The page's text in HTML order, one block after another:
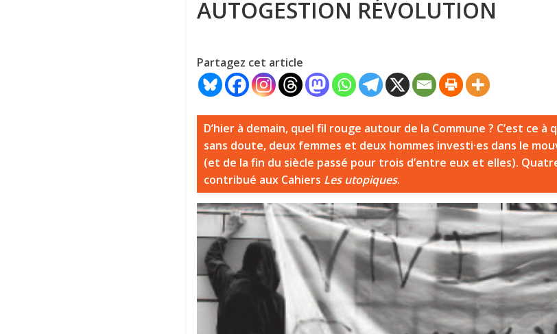
AUTOGESTION RÉVOLUTION
Partagez cet article
D’hier à demain, quel fil rouge autour de la Commune ? C’est ce
sans doute, deux femmes et deux hommes investi·es dans le
(et de la fin du siècle passé pour trois d’entre eux et elles).
contribué aux Cahiers Les utopiques.